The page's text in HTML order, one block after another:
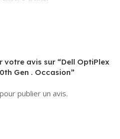
votre avis sur “Dell OptiPlex
Gen . Occasion”
pour publier un avis.